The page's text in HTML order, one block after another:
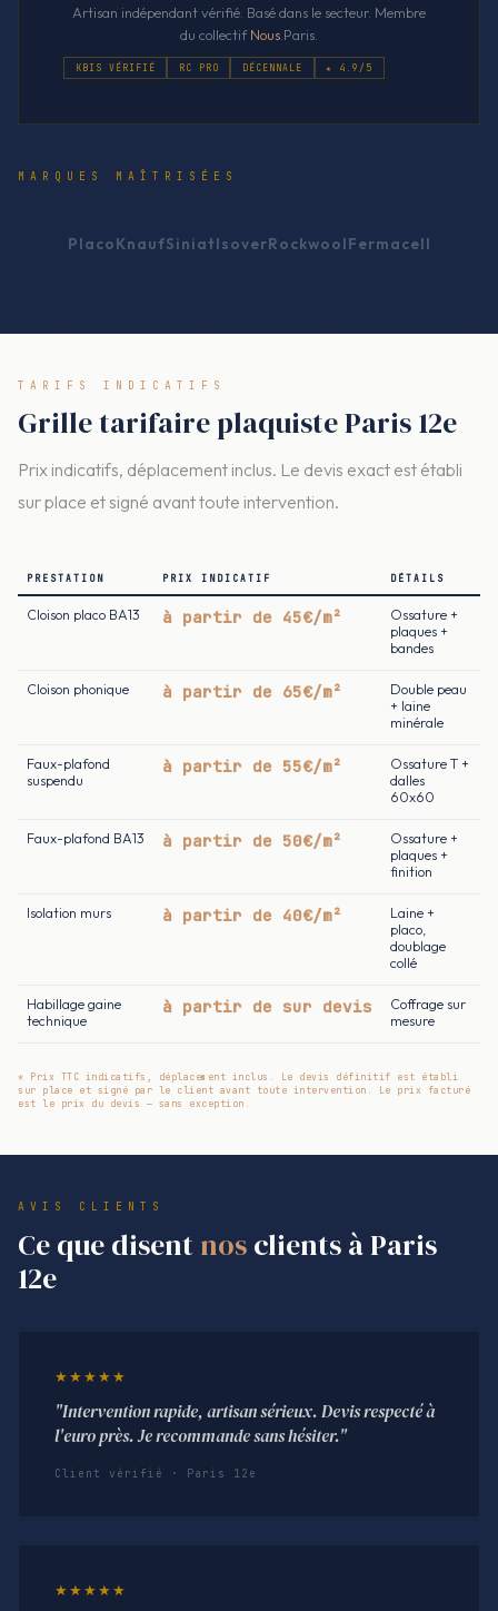
Artisan indépendant vérifié. Basé dans le secteur. Membre
du collectifNous .Paris.
KBIS VÉRIFIÉ RC PRO DÉCENNALE ★ 4.9/5
MARQUES MAÎTRISÉES
PlacoKnaufSiniatIsoverRockwoolFermacell
TARIFS INDICATIFS
Grille tarifaire plaquiste Paris 12e
Prix indicatifs, déplacement inclus. Le devis exact est établi
sur place et signé avant toute intervention.
PRESTATION PRIX INDICATIF DÉTAILS
Cloison placo BA13 à partir de 45€/m²
Ossature +
plaques +
bandes
Cloison phonique à partir de 65€/m²
Double peau
+ laine
minérale
Faux-plafond
suspendu
à partir de 55€/m²
Ossature T +
dalles
60x60
Faux-plafond BA13 à partir de 50€/m²
Ossature +
plaques +
finition
Isolation murs à partir de 40€/m²
Laine +
placo,
doublage
collé
Habillage gaine
technique
à partir de sur devis
Coffrage sur
mesure
* Prix TTC indicatifs, déplacement inclus. Le devis définitif est établi
sur place et signé par le client avant toute intervention. Le prix facturé
est le prix du devis — sans exception.
AVIS CLIENTS
Ce que disent nosclients à Paris
12e
★★★★★
"Intervention rapide, artisan sérieux. Devis respecté à
l'euro près. Je recommande sans hésiter."
Client vérifié · Paris 12e
★★★★★